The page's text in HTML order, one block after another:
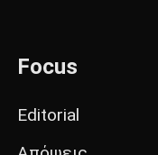
Focus
Editorial